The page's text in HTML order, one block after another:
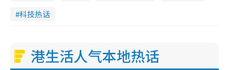
科技热话
港生活人气本地热话